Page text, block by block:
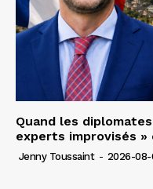
Quand les
experts improvisés »
Jenny Toussaint - 2026-08-